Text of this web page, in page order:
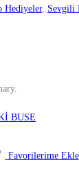
Hediyeler, Sevgili
Favorilerime Ekle